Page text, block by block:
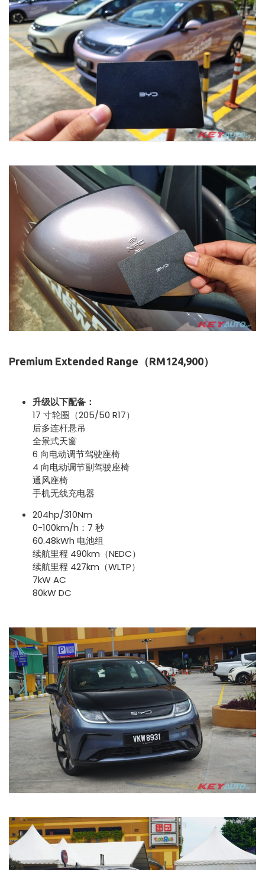
Premium Extended Range（RM124,900）
升级以下配备：
17 寸轮圈（205/50 R17）
后多连杆悬吊
全景式天窗
6 向电动调节驾驶座椅
4 向电动调节副驾驶座椅
通风座椅
手机无线充电器
204hp/310Nm
0-100km/h：7 秒
60.48kWh 电池组
续航里程 490km（NEDC）
续航里程 427km（WLTP）
7kW AC
80kW DC